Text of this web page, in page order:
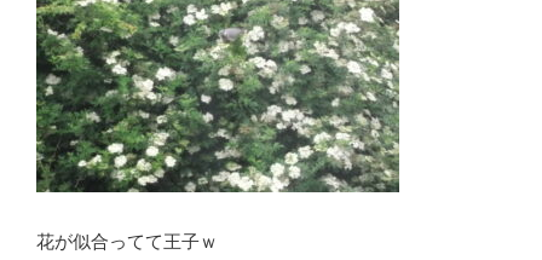
花が似合ってて王子ｗ